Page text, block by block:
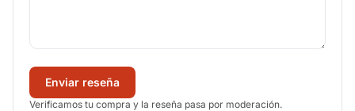
Enviar reseña
Verificamos tu compra y la reseña pasa por moderación.